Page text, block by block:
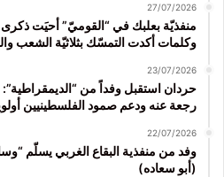
27/07/2026
منفذيّة بعلبك في “القوميّ” أحيَت
وكلمات أكدت التمسّك بثلاثيّة الشعب
23/07/2026
حردان استقبل وفداً من “الديمقراطية”:
رجعة عنه ودعم صمود الفلسطينيين
22/07/2026
وفد من منفذية البقاع الغربي يسلّم
(أبو سعاده)